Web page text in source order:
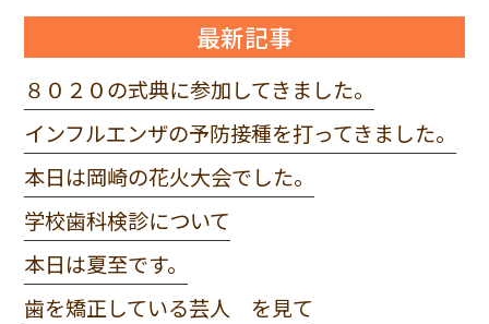
最新記事
８０２０の式典に参加してきました。
インフルエンザの予防接種を打ってきました。
本日は岡崎の花火大会でした。
学校歯科検診について
本日は夏至です。
歯を矯正している芸人 を見て